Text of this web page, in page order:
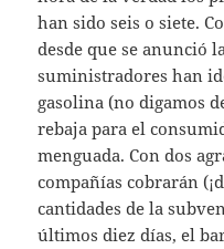
han sido seis o siete.
desde que se anunció
suministradores han
gasolina (no digamos
rebaja para el
menguada. Con dos
compañías cobrarán
cantidades de la
últimos diez días, el